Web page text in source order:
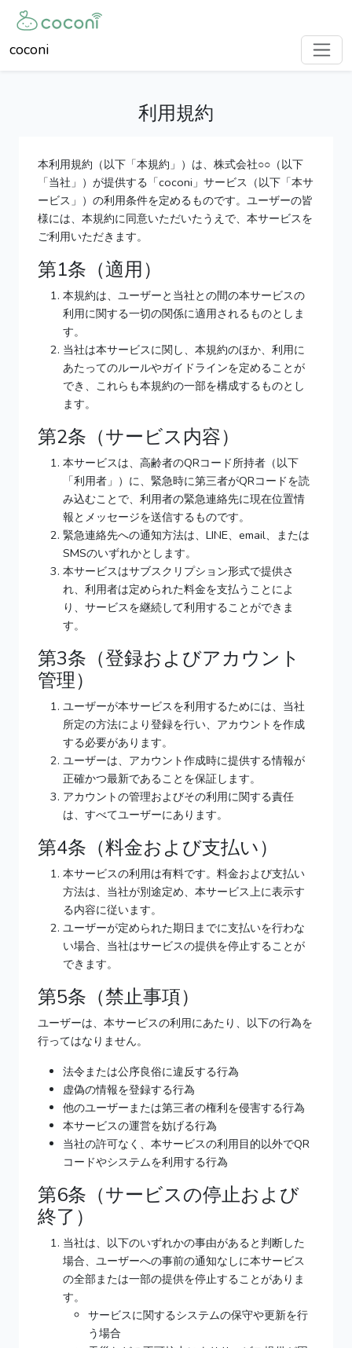
coconi
利用規約
本利用規約（以下「本規約」）は、株式会社○○（以下
「当社」）が提供する「coconi」サービス（以下「本サ
ービス」）の利用条件を定めるものです。ユーザーの皆
様には、本規約に同意いただいたうえで、本サービスを
ご利用いただきます。
第1条（適用）
本規約は、ユーザーと当社との間の本サービスの
利用に関する一切の関係に適用されるものとしま
す。
当社は本サービスに関し、本規約のほか、利用に
あたってのルールやガイドラインを定めることが
でき、これらも本規約の一部を構成するものとし
ます。
第2条（サービス内容）
本サービスは、高齢者のQRコード所持者（以下
「利用者」）に、緊急時に第三者がQRコードを読
み込むことで、利用者の緊急連絡先に現在位置情
報とメッセージを送信するものです。
緊急連絡先への通知方法は、LINE、email、または
SMSのいずれかとします。
本サービスはサブスクリプション形式で提供さ
れ、利用者は定められた料金を支払うことによ
り、サービスを継続して利用することができま
す。
第3条（登録およびアカウント
管理）
ユーザーが本サービスを利用するためには、当社
所定の方法により登録を行い、アカウントを作成
する必要があります。
ユーザーは、アカウント作成時に提供する情報が
正確かつ最新であることを保証します。
アカウントの管理およびその利用に関する責任
は、すべてユーザーにあります。
第4条（料金および支払い）
本サービスの利用は有料です。料金および支払い
方法は、当社が別途定め、本サービス上に表示す
る内容に従います。
ユーザーが定められた期日までに支払いを行わな
い場合、当社はサービスの提供を停止することが
できます。
第5条（禁止事項）
ユーザーは、本サービスの利用にあたり、以下の行為を
行ってはなりません。
法令または公序良俗に違反する行為
虚偽の情報を登録する行為
他のユーザーまたは第三者の権利を侵害する行為
本サービスの運営を妨げる行為
当社の許可なく、本サービスの利用目的以外でQR
コードやシステムを利用する行為
第6条（サービスの停止および
終了）
当社は、以下のいずれかの事由があると判断した
場合、ユーザーへの事前の通知なしに本サービス
の全部または一部の提供を停止することがありま
す。
サービスに関するシステムの保守や更新を行
う場合